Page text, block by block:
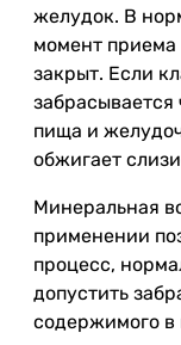
желудок. В
момент приема
закрыт. Если
пища и
обжигает
Минеральная
применении
процесс,
допустить
содержимого в